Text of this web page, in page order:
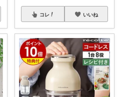
コレ いいね